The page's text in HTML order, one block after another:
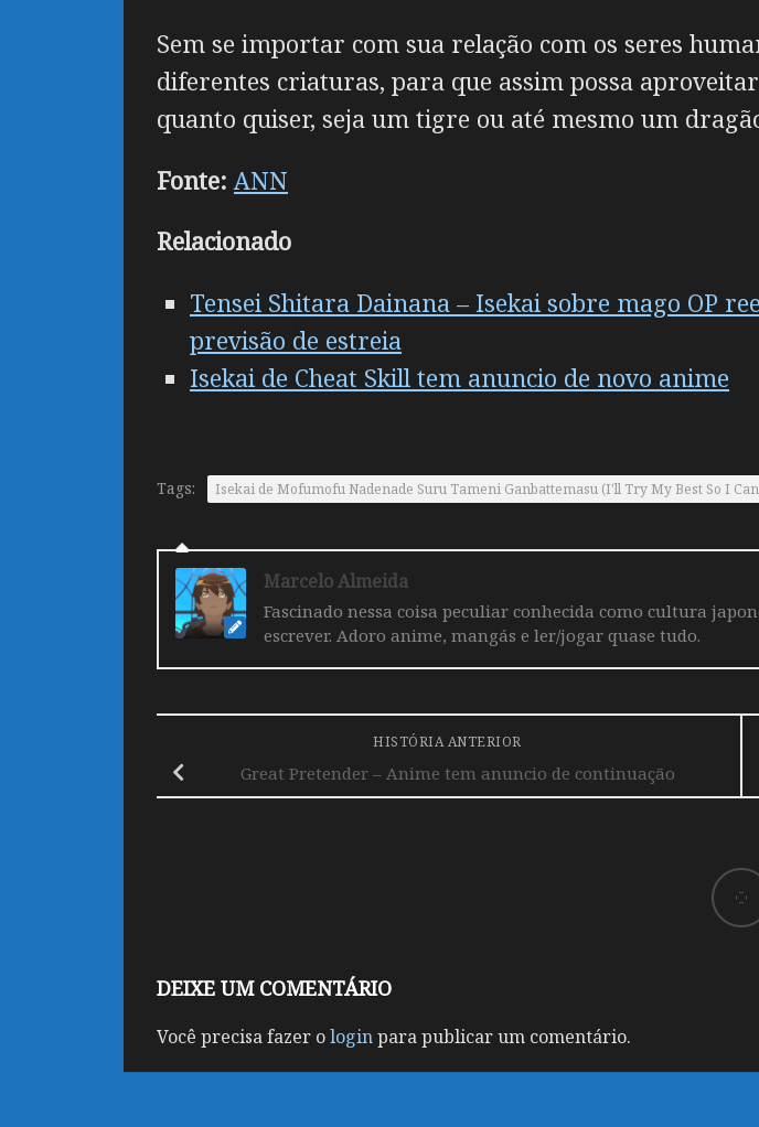
Sem se importar com sua relação com os seres
diferentes criaturas, para que assim possa
quanto quiser, seja um tigre ou até mesmo um
Fonte: ANN
Relacionado
Tensei Shitara Dainana – Isekai sobre mago OP
previsão de estreia
Isekai de Cheat Skill tem anuncio de novo anime
Tags: Isekai de Mofumofu Nadenade Suru Tameni Ganbattemasu (I'll Try My Best So I
Marcelo Almeida
Fascinado nessa coisa peculiar conhecida como cultura
escrever. Adoro anime, mangás e ler/jogar quase tudo.
HISTÓRIA ANTERIOR
Great Pretender – Anime tem anuncio de continuação
DEIXE UM COMENTÁRIO
Você precisa fazer ologinpara publicar um comentário.